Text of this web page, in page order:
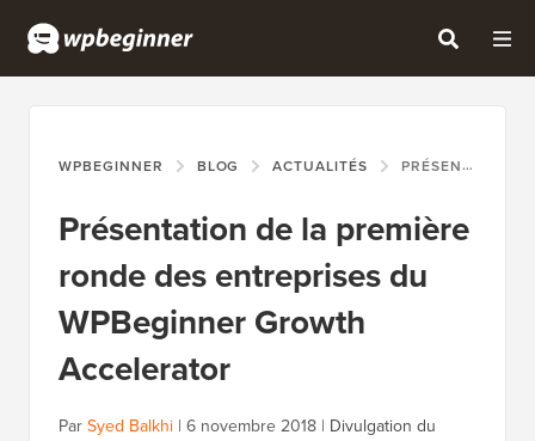
WPBEGINNER BLOG ACTUALITÉS PRÉSENTATION DE LA PREMIÈRE RONDE DES ENTREPRISES DU WPBEGINNER GROWTH ACCELERATOR
Présentation de la première
ronde des entreprises du
WPBeginner Growth
Accelerator
Par Syed Balkhi | 6 novembre 2018 | Divulgation du